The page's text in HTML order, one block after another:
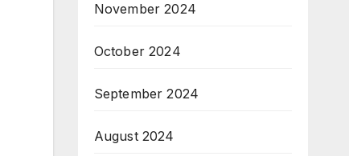
November 2024
October 2024
September 2024
August 2024